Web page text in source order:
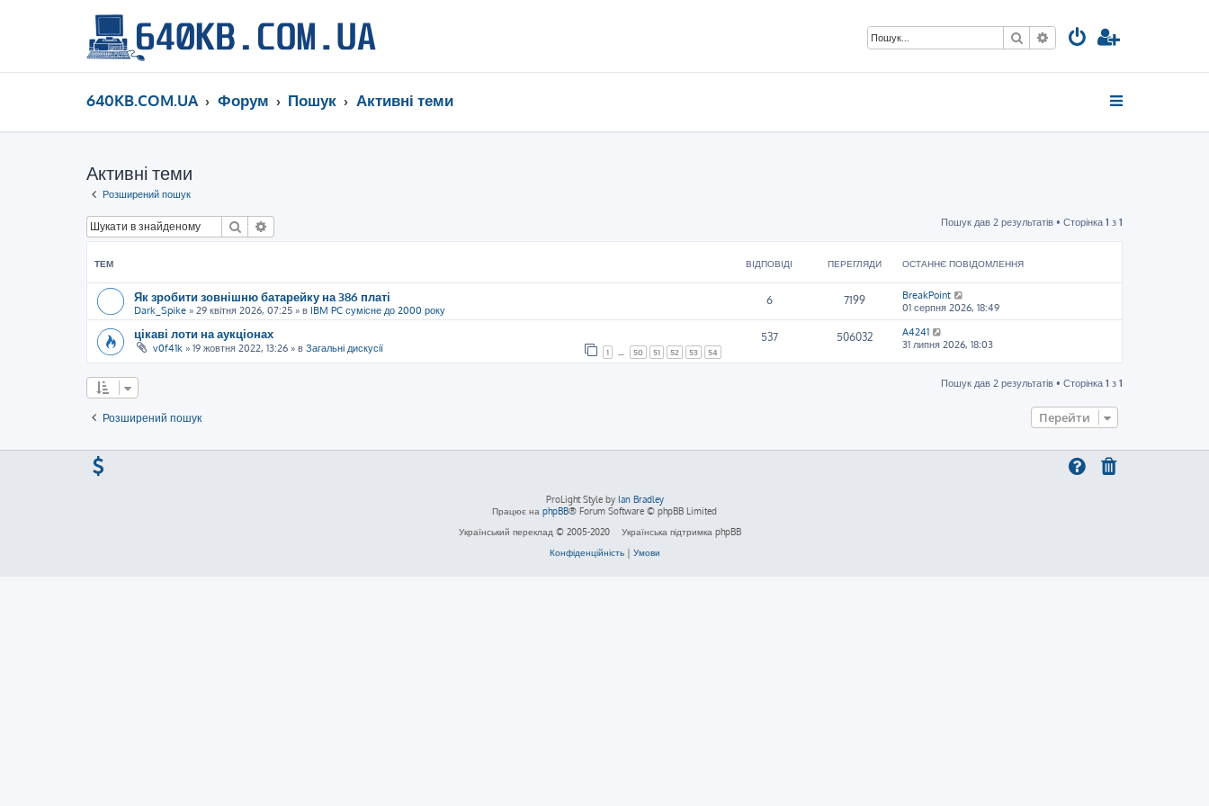
ПошукРозширений пошук
640KB.COM.UA Форум Пошук Активні теми
Активні теми
Розширений пошук
Пошук Пошук дав 2 результатів • Сторінка 1 з 1
ТЕМ ВІДПОВІДІ ПЕРЕГЛЯДИ ОСТАННЄ ПОВІДОМЛЕННЯ
Як зробити зовнішню батарейку на 386 платі
Dark_Spike » 29 квітня 2026, 07:25 » в IBM PC сумісне до 2000 року
6 7199
BreakPoint
01 серпня 2026, 18:49
цікаві лоти на аукціонах
v0f41k » 19 жовтня 2022, 13:26 » в Загальні дискусії 1 50 51 52 53 54
537 506032
A4241
31 липня 2026, 18:03
Пошук дав 2 результатів • Сторінка 1 з 1
Розширений пошук Перейти
ProLight Style by Ian Bradley
Працює на phpBB® Forum Software © phpBB Limited
Український переклад © 2005-2020
Українська підтримка phpBB
Конфіденційність| Умови